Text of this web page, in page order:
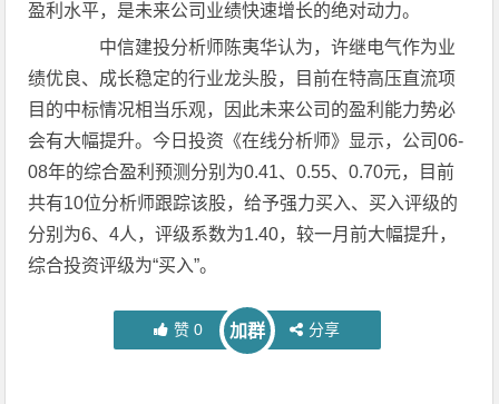
盈利水平，是未来公司业绩快速增长的绝对动力。
中信建投分析师陈夷华认为，许继电气作为业
绩优良、成长稳定的行业龙头股，目前在特高压直流项
目的中标情况相当乐观，因此未来公司的盈利能力势必
会有大幅提升。今日投资《在线分析师》显示，公司06-
08年的综合盈利预测分别为0.41、0.55、0.70元，目前
共有10位分析师跟踪该股，给予强力买入、买入评级的
分别为6、4人，评级系数为1.40，较一月前大幅提升，
综合投资评级为“买入”。
赞 0 加群 分享